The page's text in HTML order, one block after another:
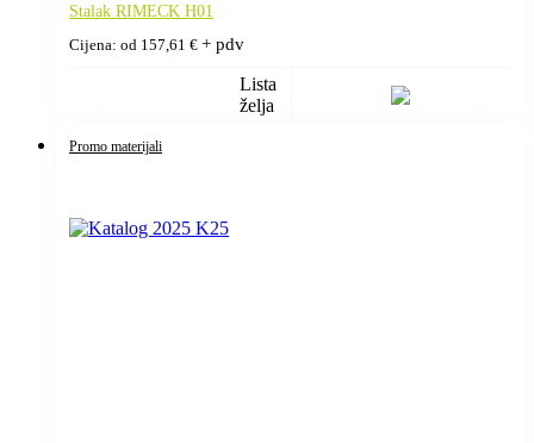
Stalak RIMECK H01
Cijena: od 157,61 € + pdv
Lista
želja
Promo materijali